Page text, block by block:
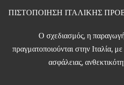
ΠΙΣΤΟΠΟΙΗΣΗ ΙΤΑΛΙΚΗΣ
Ο σχεδιασμός, η
πραγματοποιούνται στην Ιταλία,
ασφάλειας,